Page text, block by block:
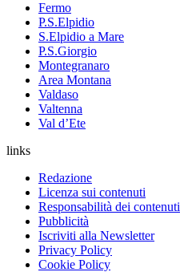
Fermo
P.S.Elpidio
S.Elpidio a Mare
P.S.Giorgio
Montegranaro
Area Montana
Valdaso
Valtenna
Val d’Ete
links
Redazione
Licenza sui contenuti
Responsabilità dei contenuti
Pubblicità
Iscriviti alla Newsletter
Privacy Policy
Cookie Policy